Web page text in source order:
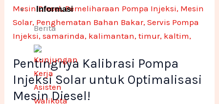
Informasi
Berita
Pentingnya Kalibrasi Pompa
Injeksi Solar untuk Optimalisasi
Mesin Diesel!
Mesin
Diesel!